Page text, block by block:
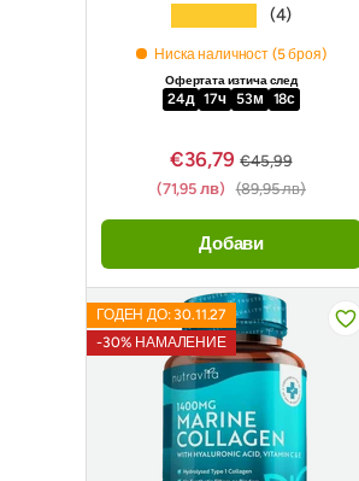
(4)
Ниска наличност (5 броя)
Офертата изтича след
24д 17ч 53м 17с
€36,79 €45,99
(71,95 лв) (89,95 лв)
Добави
ГОДЕН ДО: 30.11.27
-30% НАМАЛЕНИЕ